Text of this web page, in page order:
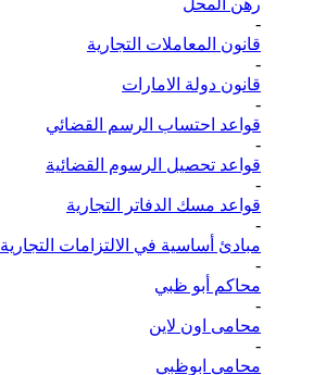
رهن المحل
-
قانون المعاملات التجارية
-
قانون دولة الامارات
-
قواعد احتساب الرسم القضائي
-
قواعد تحصيل الرسوم القضائية
-
قواعد مسك الدفاتر التجارية
-
مبادئ أساسية في الالتزامات التجارية
-
محاكم أبو ظبي
-
محامى اون لاين
-
محامي ابوظبي